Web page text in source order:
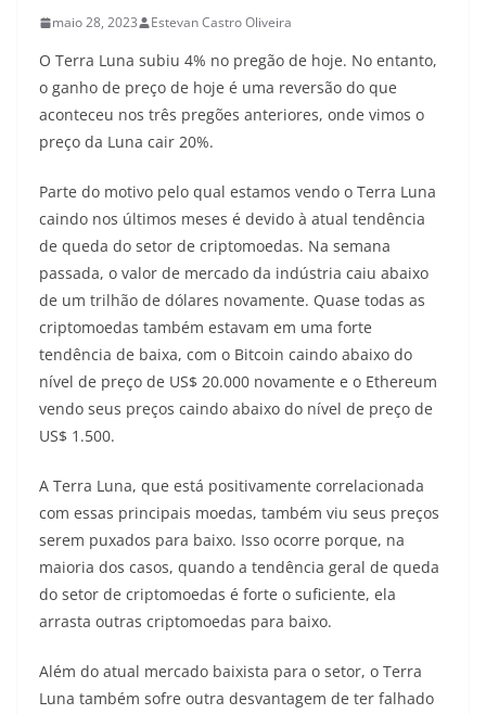
maio 28, 2023 Estevan Castro Oliveira
O Terra Luna subiu 4% no pregão de hoje. No entanto,
o ganho de preço de hoje é uma reversão do que
aconteceu nos três pregões anteriores, onde vimos o
preço da Luna cair 20%.
Parte do motivo pelo qual estamos vendo o Terra Luna
caindo nos últimos meses é devido à atual tendência
de queda do setor de criptomoedas. Na semana
passada, o valor de mercado da indústria caiu abaixo
de um trilhão de dólares novamente. Quase todas as
criptomoedas também estavam em uma forte
tendência de baixa, com o Bitcoin caindo abaixo do
nível de preço de US$ 20.000 novamente e o Ethereum
vendo seus preços caindo abaixo do nível de preço de
US$ 1.500.
A Terra Luna, que está positivamente correlacionada
com essas principais moedas, também viu seus preços
serem puxados para baixo. Isso ocorre porque, na
maioria dos casos, quando a tendência geral de queda
do setor de criptomoedas é forte o suficiente, ela
arrasta outras criptomoedas para baixo.
Além do atual mercado baixista para o setor, o Terra
Luna também sofre outra desvantagem de ter falhado